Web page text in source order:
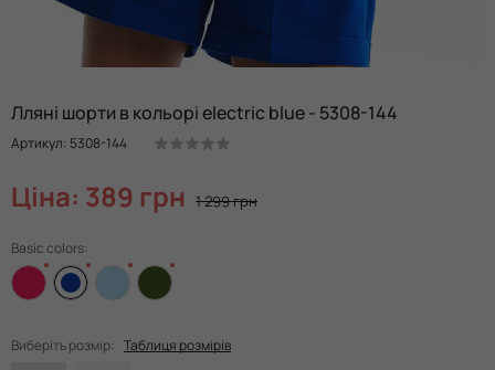
Лляні шорти в кольорі electric blue - 5308-144
Артикул: 5308-144
Ціна: 389 грн 1 299 грн
Basic colors:
Виберіть розмір: Таблиця розмірів